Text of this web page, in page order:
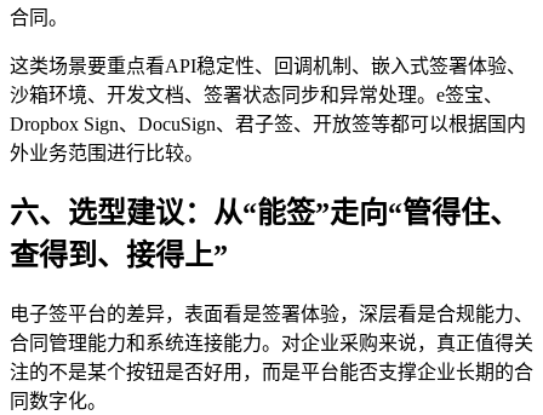
合同。
这类场景要重点看API稳定性、回调机制、嵌入式签署体验、
沙箱环境、开发文档、签署状态同步和异常处理。e签宝、
Dropbox Sign、DocuSign、君子签、开放签等都可以根据国内
外业务范围进行比较。
六、选型建议：从“能签”走向“管得住、
查得到、接得上”
电子签平台的差异，表面看是签署体验，深层看是合规能力、
合同管理能力和系统连接能力。对企业采购来说，真正值得关
注的不是某个按钮是否好用，而是平台能否支撑企业长期的合
同数字化。